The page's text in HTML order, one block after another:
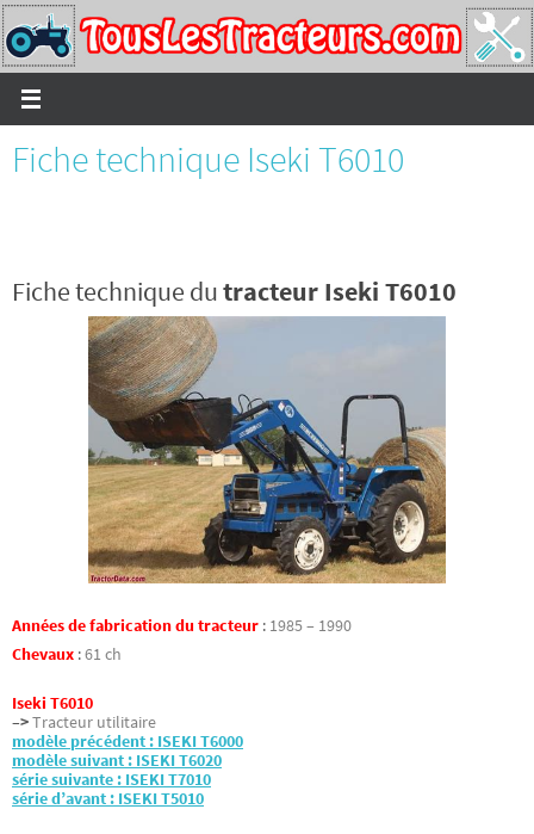
Passer
vers
le
contenu
Fiche technique Iseki T6010
Fiche technique dutracteur Iseki T6010
Années de fabrication du tracteur : 1985 – 1990
Chevaux :61 ch
Iseki T6010
–>Tracteur utilitaire
modèle précédent : ISEKI T6000
modèle suivant : ISEKI T6020
série suivante : ISEKI T7010
série d’avant : ISEKI T5010